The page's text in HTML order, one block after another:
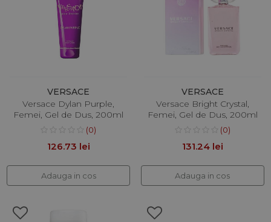
VERSACE
Versace Dylan Purple,
Femei, Gel de Dus, 200ml
(0)
126.73 lei
Adauga in cos
VERSACE
Versace Bright Crystal,
Femei, Gel de Dus, 200ml
(0)
131.24 lei
Adauga in cos